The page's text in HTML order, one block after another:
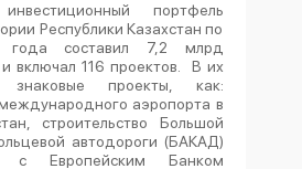
портфель
Республики Казахстан по
года составил 7,2 млрд
включал 116 проектов. В их
знаковые проекты, как:
международного аэропорта в
строительство Большой
автодороги (БАКАД)
с Европейским Банком